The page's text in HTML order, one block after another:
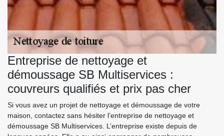
Entreprise de nettoyage et
démoussage SB Multiservices :
couvreurs qualifiés et prix pas cher
Si vous avez un projet de nettoyage et démoussage de votre
maison, contactez sans hésiter l’entreprise de nettoyage et
démoussage SB Multiservices. L’entreprise existe depuis de